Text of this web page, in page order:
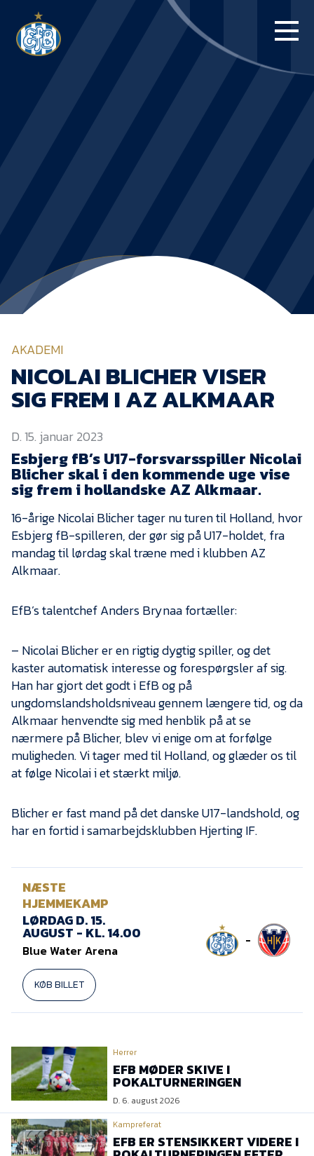
BLUE WATER
NYHEDER
EfB Akademi
Sydvestjysk Fodbold
Samarbejde
Blue Water Arena
Aktionærinformation
Job i EfB
AKADEMI
NICOLAI BLICHER VISER
SIG FREM I AZ ALKMAAR
D. 15. januar 2023
Esbjerg fB’s U17-forsvarsspiller Nicolai
Blicher skal i den kommende uge vise
sig frem i hollandske AZ Alkmaar.
16-årige Nicolai Blicher tager nu turen til Holland, hvor
Esbjerg fB-spilleren, der gør sig på U17-holdet, fra
mandag til lørdag skal træne med i klubben AZ
Alkmaar.
EfB’s talentchef Anders Brynaa fortæller:
– Nicolai Blicher er en rigtig dygtig spiller, og det
kaster automatisk interesse og forespørgsler af sig.
Han har gjort det godt i EfB og på
ungdomslandsholdsniveau gennem længere tid, og da
Alkmaar henvendte sig med henblik på at se
nærmere på Blicher, blev vi enige om at forfølge
muligheden. Vi tager med til Holland, og glæder os til
at følge Nicolai i et stærkt miljø.
Blicher er fast mand på det danske U17-landshold, og
har en fortid i samarbejdsklubben Hjerting IF.
NÆSTE
HJEMMEKAMP
LØRDAG D. 15.
AUGUST - KL. 14.00
Blue Water Arena
KØB BILLET
-
Herrer
EFB MØDER SKIVE I
POKALTURNERINGEN
D. 6. august 2026
Kampreferat
EFB ER STENSIKKERT VIDERE I